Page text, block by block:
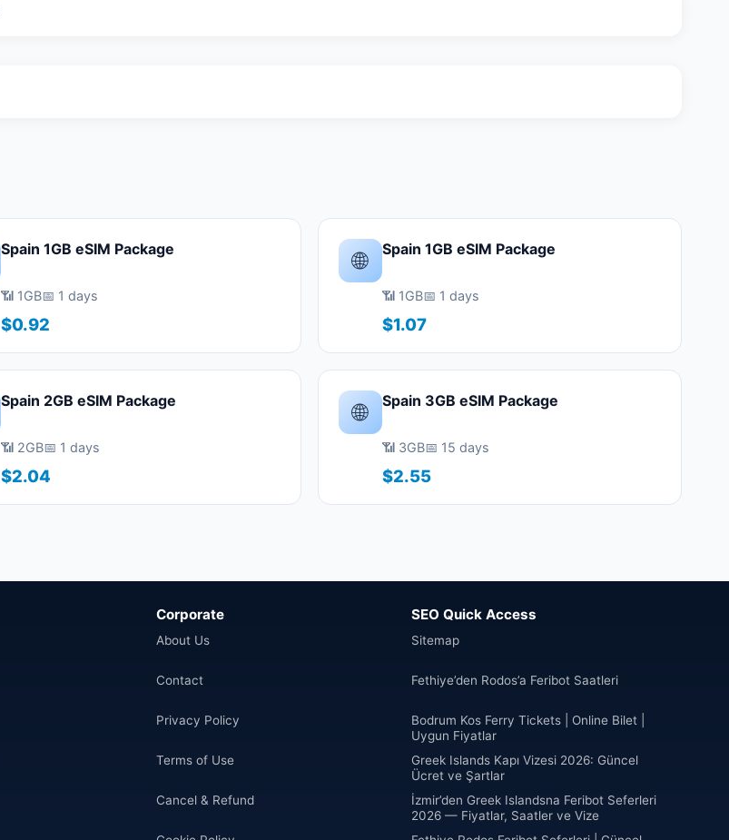
Spain 1GB eSIM Package
📶 1GB📅 1 days
$0.92
🌐 Spain 1GB eSIM Package
📶 1GB📅 1 days
$1.07
Spain 2GB eSIM Package
📶 2GB📅 1 days
$2.04
🌐 Spain 3GB eSIM Package
📶 3GB📅 15 days
$2.55
Corporate
About Us
Contact
Privacy Policy
Terms of Use
Cancel & Refund
SEO Quick Access
Sitemap
Fethiye’den Rodos’a Feribot Saatleri
Bodrum Kos Ferry Tickets | Online Bilet |
Uygun Fiyatlar
Greek Islands Kapı Vizesi 2026: Güncel
Ücret ve Şartlar
İzmir’den Greek Islandsna Feribot Seferleri
2026 — Fiyatlar, Saatler ve Vize